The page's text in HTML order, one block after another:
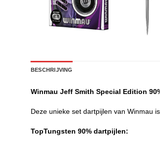
BESCHRIJVING
Winmau Jeff Smith Special Edition
Deze unieke set dartpijlen van Winmau
TopTungsten 90% dartpijlen: